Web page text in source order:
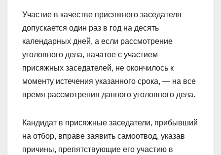
Участие в качестве присяжного заседателя
допускается один раз в год на десять
календарных дней, а если рассмотрение
уголовного дела, начатое с участием
присяжных заседателей, не окончилось к
моменту истечения указанного срока, — на все
время рассмотрения данного уголовного дела.
Кандидат в присяжные заседатели, прибывший
на отбор, вправе заявить самоотвод, указав
причины, препятствующие его участию в